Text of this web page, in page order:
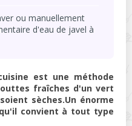
ou manuellement
d'eau de javel à
est une méthode
fraîches d'un vert
sèches.Un énorme
convient à tout type